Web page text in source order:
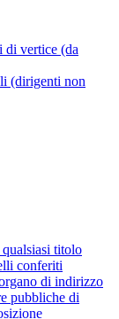
di vertice (da
(dirigenti non
titolo
conferiti
di indirizzo
pubbliche di